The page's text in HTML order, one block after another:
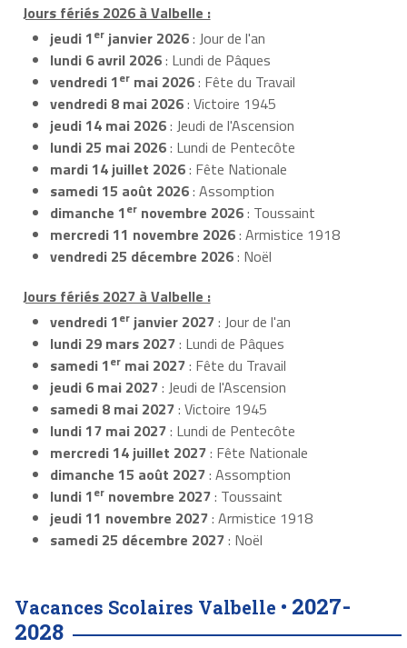
Jours fériés 2026 à Valbelle :
jeudi 1er janvier 2026: Jour de l'an
lundi 6 avril 2026: Lundi de Pâques
vendredi 1er mai 2026: Fête du Travail
vendredi 8 mai 2026: Victoire 1945
jeudi 14 mai 2026: Jeudi de l'Ascension
lundi 25 mai 2026: Lundi de Pentecôte
mardi 14 juillet 2026: Fête Nationale
samedi 15 août 2026: Assomption
dimanche 1er novembre 2026: Toussaint
mercredi 11 novembre 2026: Armistice 1918
vendredi 25 décembre 2026: Noël
Jours fériés 2027 à Valbelle :
vendredi 1er janvier 2027: Jour de l'an
lundi 29 mars 2027: Lundi de Pâques
samedi 1er mai 2027: Fête du Travail
jeudi 6 mai 2027: Jeudi de l'Ascension
samedi 8 mai 2027: Victoire 1945
lundi 17 mai 2027: Lundi de Pentecôte
mercredi 14 juillet 2027: Fête Nationale
dimanche 15 août 2027: Assomption
lundi 1er novembre 2027: Toussaint
jeudi 11 novembre 2027: Armistice 1918
samedi 25 décembre 2027: Noël
Vacances Scolaires Valbelle • 2027-
2028